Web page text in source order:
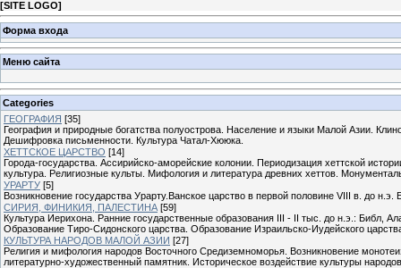
[SITE LOGO]
Форма входа
Меню сайта
Categories
ГЕОГРАФИЯ [35]
География и природные богатства полуострова. Население и языки Малой Азии.
Дешифровка письменности. Культура Чатал-Хююка.
ХЕТТСКОЕ ЦАРСТВО [14]
Города-государства. Ассирийско-аморейские колонии. Периодизация хеттской
культура. Религиозные культы. Мифология и литература древних хеттов.
УРАРТУ [5]
Возникновение государства Урарту.Ванское царство в первой половине VIII в. до
СИРИЯ, ФИНИКИЯ, ПАЛЕСТИНА [59]
Культура Иерихона. Ранние государственные образования III - II тыс. до н.э.: Библ,
Образование Тиро-Сидонского царства. Образование Израильско-Иудейского
КУЛЬТУРА НАРОДОВ МАЛОЙ АЗИИ [27]
Религия и мифология народов Восточного Средиземноморья. Возникновение
литературно-художественный памятник. Историческое воздействие культуры